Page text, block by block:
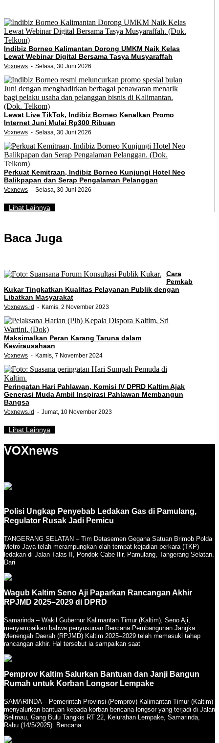
Indibiz Borneo Kalimantan Dorong UMKM Naik Kelas
Lewat Webinar Digital Bersama Tasya Musyaraffah
Voxnews Selasa, 30 Juni 2026
Lewat Live TikTok, Indibiz Borneo Kenalkan Promo
Internet Juni Mulai Rp300 Ribuan
Voxnews Selasa, 30 Juni 2026
Perkuat Kemitraan, Indibiz Borneo Kunjungi Hotel Neo
Balikpapan dan Serap Pengalaman Pelanggan
Voxnews Selasa, 30 Juni 2026
Lihat Lainnya
Baca Juga
Cara
Pemkab
Kukar Tingkatkan Kualitas Pelayanan Publik dengan
Libatkan Masyarakat
Voxnews.id Kamis, 2 November 2023
Maksimalkan Peran Karang Taruna dalam
Kewirausahaan
Voxnews Kamis, 7 November 2024
Peringatan Hari Pahlawan, Komisi IV DPRD Kaltim Ajak
Generasi Muda Ambil Inspirasi Pahlawan Membangun
Bangsa
Voxnews.id Jumat, 10 November 2023
Lihat Lainnya
VOXnews
Polisi Ungkap Penyebab Ledakan Gas di Pamulang,
Regulator Rusak Jadi Pemicu
TANGERANG SELATAN – Tim Detasemen Gegana Satuan Brimob Polda
Metro Jaya telah merampungkan olah tempat kejadian perkara (TKP)
ledakan di Jalan Talas II, Pondok Cabe Ilir, Pamulang, Tangerang Selatan.
Dari
Wagub Kaltim Seno Aji Paparkan Rancangan Akhir
RPJMD 2025–2029 di DPRD
Samarinda – Wakil Gubernur Kalimantan Timur (Kaltim), Seno Aji,
menyampaikan bahwa penyusunan Rencana Pembangunan Jangka
Menengah Daerah (RPJMD) Kaltim 2025–2029 telah memasuki tahap
rancangan akhir. Hal tersebut ia sampaikan saat
Pemprov Kaltim Salurkan Bantuan dan Janji Bangun
Rumah untuk Korban Longsor Lempake
SAMARINDA – Pemerintah Provinsi (Pemprov) Kalimantan Timur (Kaltim)
menyalurkan bantuan kepada korban bencana longsor yang terjadi di Jalan
Belimau, Gang Bulu Tangkis RT 22, Kelurahan Lempake, Samarinda,
Rabu (14/5/2025). Bencana